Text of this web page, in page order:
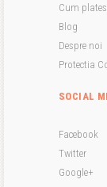
Cum
Blog
Despre noi
Protectia
SOCIAL
Facebook
Twitter
Google+